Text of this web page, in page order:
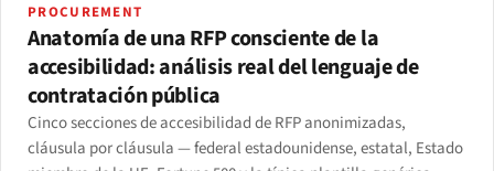
PROCUREMENT
Anatomía de una RFP consciente de la
accesibilidad: análisis real del lenguaje de
contratación pública
Cinco secciones de accesibilidad de RFP anonimizadas,
cláusula por cláusula — federal estadounidense, estatal, Estado